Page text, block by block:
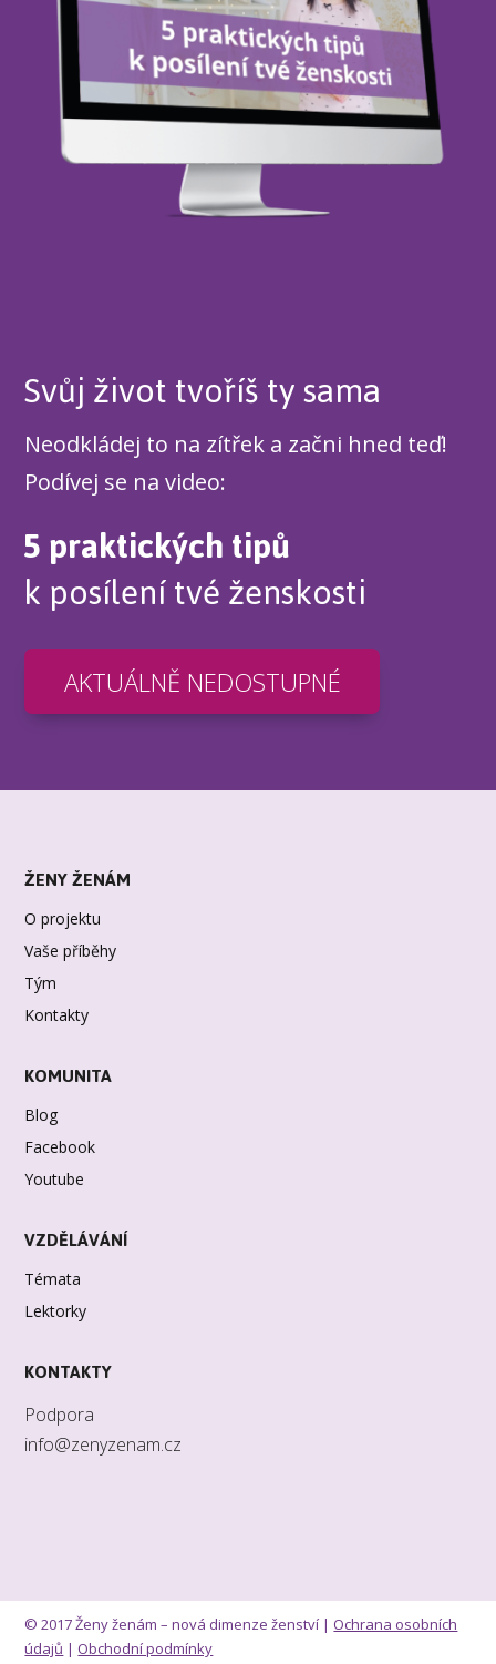
Svůj život tvoříš ty sama
Neodkládej to na zítřek a začni hned teď!
Podívej se na video:
5 praktických tipů
k posílení tvé ženskosti
AKTUÁLNĚ NEDOSTUPNÉ
ŽENY ŽENÁM
O projektu
Vaše příběhy
Tým
Kontakty
KOMUNITA
Blog
Facebook
Youtube
VZDĚLÁVÁNÍ
Témata
Lektorky
KONTAKTY
Podpora
info@zenyzenam.cz
© 2017 Ženy ženám – nová dimenze ženství | Ochrana osobních
údajů | Obchodní podmínky